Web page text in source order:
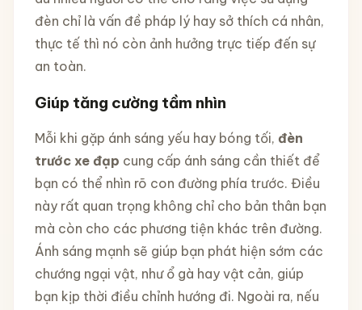
đèn chỉ là vấn đề pháp lý hay sở thích cá nhân,
thực tế thì nó còn ảnh hưởng trực tiếp đến sự
an toàn.
Giúp tăng cường tầm nhìn
Mỗi khi gặp ánh sáng yếu hay bóng tối, đèn
trước xe đạp cung cấp ánh sáng cần thiết để
bạn có thể nhìn rõ con đường phía trước. Điều
này rất quan trọng không chỉ cho bản thân bạn
mà còn cho các phương tiện khác trên đường.
Ánh sáng mạnh sẽ giúp bạn phát hiện sớm các
chướng ngại vật, như ổ gà hay vật cản, giúp
bạn kịp thời điều chỉnh hướng đi. Ngoài ra, nếu